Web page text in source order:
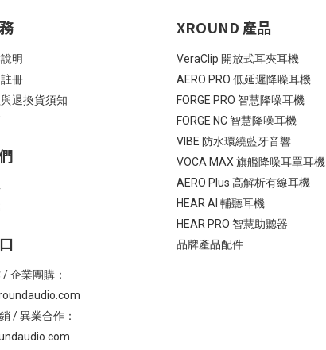
明
冊
退換貨須知
企業團購：
/ 異業合作：
XROUND 產品
VeraClip 開放式耳夾耳機
AERO PRO 低延遲降噪耳機
FORGE PRO 智慧降噪耳機
FORGE NC 智慧降噪耳機
VIBE 防水環繞藍牙音響
VOCA MAX 旗艦降噪耳罩耳機
AERO Plus 高解析有線耳機
HEAR AI 輔聽耳機
HEAR PRO 智慧助聽器
品牌產品配件